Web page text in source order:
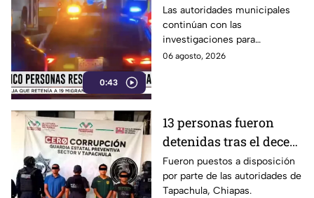
0:43
Esto sabemos sobre el
estado de salud de los
afectados en la
Estación Delta en León
Las autoridades municipales
continúan con las
investigaciones para
esclarecer el hecho.
06 agosto, 2026
13 personas fueron
detenidas tras el deceso
de un menor; esto
sabemos
Fueron puestos a disposición
por parte de las autoridades de
Tapachula, Chiapas.